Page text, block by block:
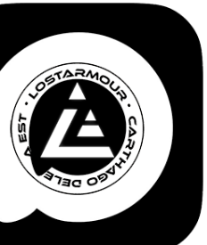
https://t.me/
ID:22887 makpif